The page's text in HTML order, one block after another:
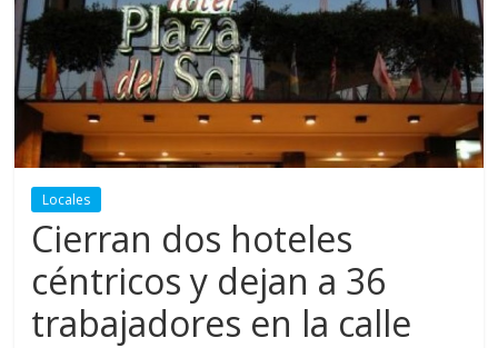
Locales
Cierran dos hoteles
céntricos y dejan a 36
trabajadores en la calle